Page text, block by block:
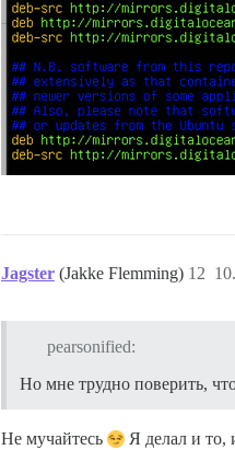
Jagster (Jakke Flemming) 12
pearsonified:
Но мне трудно поверить,
Не мучайтесь
Я делал и то,